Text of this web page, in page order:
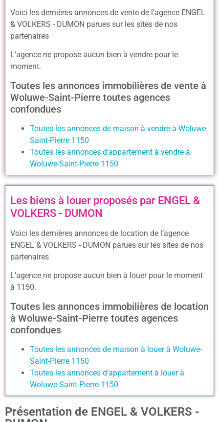
Voici les dernières annonces de vente de l’agence ENGEL
& VOLKERS - DUMON parues sur les sites de nos
partenaires
L’agence ne propose aucun bien à vendre pour le
moment.
Toutes les annonces immobilières de vente à
Woluwe-Saint-Pierre toutes agences
confondues
Toutes les annonces de maison à vendre à Woluwe-
Saint-Pierre 1150
Toutes les annonces d’appartement à vendre à
Woluwe-Saint-Pierre 1150
Les biens à louer proposés par ENGEL &
VOLKERS - DUMON
Voici les dernières annonces de location de l’agence
ENGEL & VOLKERS - DUMON parues sur les sites de nos
partenaires
L’agence ne propose aucun bien à louer pour le moment
à 1150.
Toutes les annonces immobilières de location
à Woluwe-Saint-Pierre toutes agences
confondues
Toutes les annonces de maison à louer à Woluwe-
Saint-Pierre 1150
Toutes les annonces d’appartement à louer à
Woluwe-Saint-Pierre 1150
Présentation de ENGEL & VOLKERS -